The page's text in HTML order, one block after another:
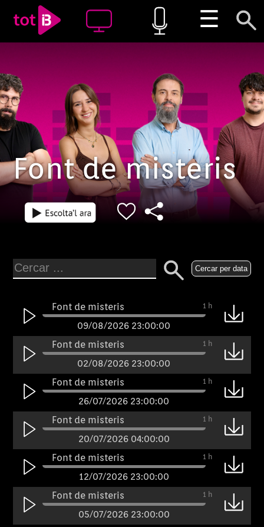
☰
Font de misteris
Cercar per data
Font de misteris 1 h
09/08/2026 23:00:00
Font de misteris
1 h
02/08/2026 23:00:00
Font de misteris
1 h
26/07/2026 23:00:00
Font de misteris
1 h
20/07/2026 04:00:00
Font de misteris
1 h
12/07/2026 23:00:00
Font de misteris
1 h
05/07/2026 23:00:00